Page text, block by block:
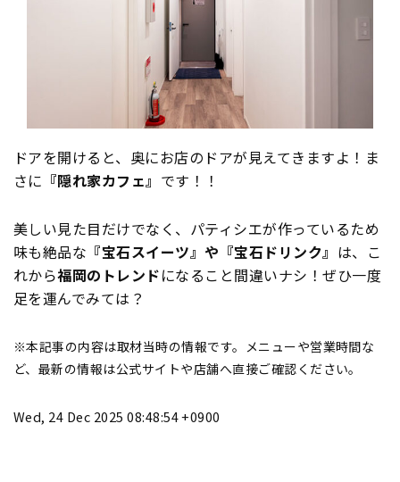
ドアを開けると、奥にお店のドアが見えてきますよ！ま
さに 『隠れ家カフェ』 です！！
美しい見た目だけでなく、パティシエが作っているため
味も絶品な 『宝石スイーツ』や『宝石ドリンク』 は、こ
れから福岡のトレンドになること間違いナシ！ぜひ一度
足を運んでみては？
※本記事の内容は取材当時の情報です。メニューや営業時間な
ど、最新の情報は公式サイトや店舗へ直接ご確認ください。
Wed, 24 Dec 2025 08:48:54 +0900